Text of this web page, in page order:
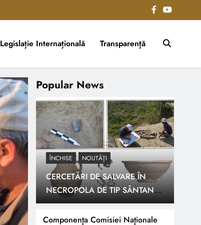
Legislație Internațională Transparență
Popular News
ÎNCHISE NOUTĂȚI
CERCETĂRI DE SALVARE ÎN
NECROPOLA DE TIP SÂNTANA
DE MUREȘ-CERNEAHOV DE LA
TIGHECI
Componenţa Comisiei Naţionale
NOUTĂȚI 3 ani ago
Cercetări